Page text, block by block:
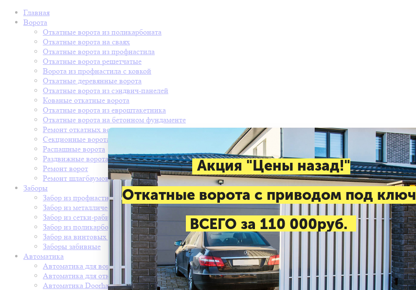
Главная
Ворота
Откатные ворота из поликарбоната
Откатные ворота на сваях
Откатные ворота из профнастила
Откатные ворота решетчатые
Ворота из профнастила с ковкой
Откатные деревянные ворота
Откатные ворота из сэндвич-панелей
Кованые откатные ворота
Откатные ворота из евроштакетника
Откатные ворота на бетонном фундаменте
Ремонт откатных ворот
Секционные ворота
Распашные ворота
Раздвижные ворота
Ремонт ворот
Ремонт шлагбаумов
Заборы
Забор из профнастила
Забор из металлического штакетника
Забор из сетки-рабицы
Забор из поликарбоната
Забор на винтовых сваях
Заборы забивные
Автоматика
Автоматика для ворот came
Автоматика для откатных ворот nice
Автоматика Doorhan
Акция "Цены назад!"
Откатные ворота с приводом под ключ
ВСЕГО за 110 000руб.